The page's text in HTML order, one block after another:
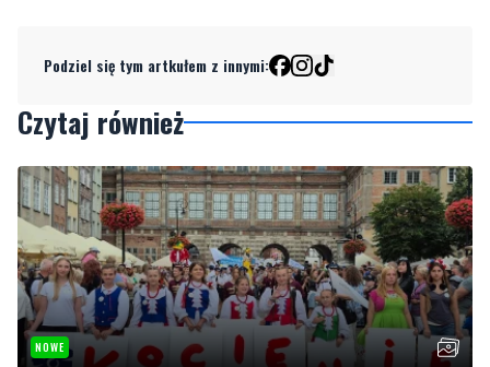
Podziel się tym artkułem z innymi:
Czytaj również
NOWE